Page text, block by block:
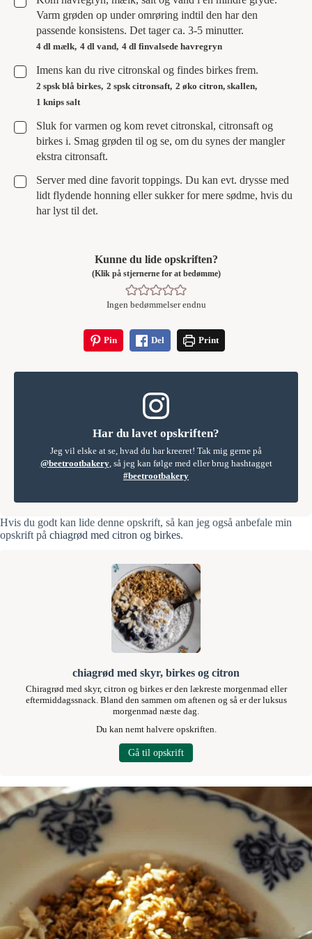
Varm grøden op under omrøring indtil den har den
passende konsistens. Det tager ca. 3-5 minutter.
4 dl mælk, 4 dl vand, 4 dl finvalsede havregryn
▢
Imens kan du rive citronskal og findes birkes frem.
2 spsk blå birkes, 2 spsk citronsaft, 2 øko citron, skallen,
1 knips salt
▢
Sluk for varmen og kom revet citronskal, citronsaft og
birkes i. Smag grøden til og se, om du synes der mangler
ekstra citronsaft.
▢
Server med dine favorit toppings. Du kan evt. drysse med
lidt flydende honning eller sukker for mere sødme, hvis du
har lyst til det.
Kunne du lide opskriften?
(Klik på stjernerne for at bedømme)
Ingen bedømmelser endnu
Pin Del Print
Har du lavet opskriften?
Jeg vil elske at se, hvad du har kreeret! Tak mig gerne på
@beetrootbakery, så jeg kan følge med eller brug hashtagget
#beetrootbakery
Hvis du godt kan lide denne opskrift, så kan jeg også anbefale min
opskrift på chiagrød med citron og birkes.
chiagrød med skyr, birkes og citron
Chiragrød med skyr, citron og birkes er den lækreste morgenmad eller
eftermiddagssnack. Bland den sammen om aftenen og så er der luksus
morgenmad næste dag.
Du kan nemt halvere opskriften.
Gå til opskrift